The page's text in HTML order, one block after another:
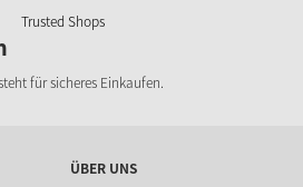
für sicheres Einkaufen.
ÜBER UNS